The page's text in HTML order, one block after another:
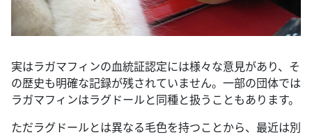
実はラガマフィンの血統証認定には様々な意見があり、そ
の歴史も明確な記録が残されていません。一部の団体では
ラガマフィンはラグドールと同種と扱うこともあります。
ただラグドールとは異なる毛色を持つことから、最近は別